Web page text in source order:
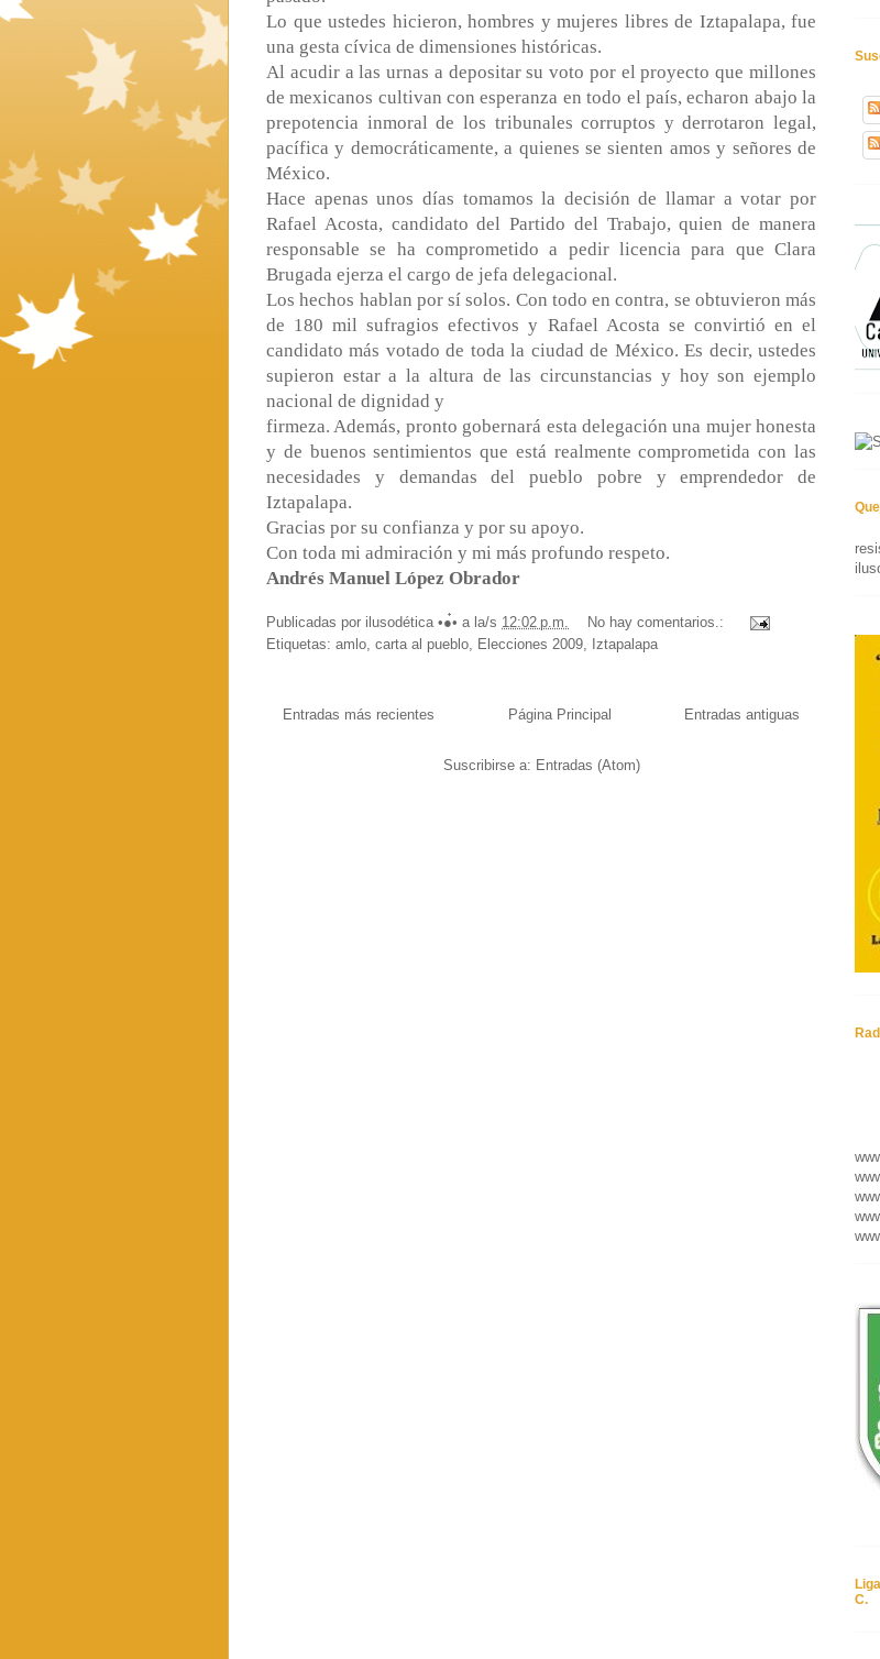
Lo que ustedes hicieron, hombres y mujeres libres de Iztapalapa, fue
una gesta cívica de dimensiones históricas.
Al acudir a las urnas a depositar su voto por el proyecto que millones
de mexicanos cultivan con esperanza en todo el país, echaron abajo la
prepotencia inmoral de los tribunales corruptos y derrotaron legal,
pacífica y democráticamente, a quienes se sienten amos y señores de
México.
Hace apenas unos días tomamos la decisión de llamar a votar por
Rafael Acosta, candidato del Partido del Trabajo, quien de manera
responsable se ha comprometido a pedir licencia para que Clara
Brugada ejerza el cargo de jefa delegacional.
Los hechos hablan por sí solos. Con todo en contra, se obtuvieron más
de 180 mil sufragios efectivos y Rafael Acosta se convirtió en el
candidato más votado de toda la ciudad de México. Es decir, ustedes
supieron estar a la altura de las circunstancias y hoy son ejemplo
nacional de dignidad y
firmeza. Además, pronto gobernará esta delegación una mujer honesta
y de buenos sentimientos que está realmente comprometida con las
necesidades y demandas del pueblo pobre y emprendedor de
Iztapalapa.
Gracias por su confianza y por su apoyo.
Con toda mi admiración y mi más profundo respeto.
Andrés Manuel López Obrador
Publicadas por ilusodética •●๋• a la/s 12:02 p.m.
No hay comentarios.:
Etiquetas: amlo, carta al pueblo, Elecciones 2009, Iztapalapa
Entradas más recientes Entradas antiguas
Página Principal
Suscribirse a: Entradas (Atom)
C.